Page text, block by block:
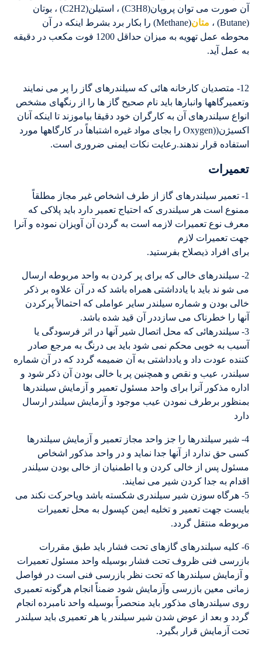
آن صورت می توان پروپان(C3H8) ، استیلن(C2H2) ، بوتان
(Butane) ،
متان
(Methane) را بکار برد بشرط اینکه در آن
محوطه عمل تهویه به میزان حداقل 1200 فوت مکعب در دقیقه
به عمل آید.
12- متصدیان کارخانه هائی که سیلندرهای گاز را پر می نمایند
وتعمیرگاهها وانبارها باید نام صحیح گاز ها را از رنگهای مشخص
انواع سیلندرهای آن به کارگران خود دقیقا بیاموزند تا اینکه آنان
اکسیژن((Oxygen را بجای مواد غیره اشتباهاً در کارگاهها مورد
استفاده قرار ندهند.رعایت نکات ایمنی ضروری است.
تعمیرات
1- تعمیر سیلندرهای گاز از طرف اشخاص غیر مجاز مطلقاً
ممنوع است هر سیلندری که احتیاج تعمیر دارد باید پلاکی که
معرف نوع تعمیرات لازمه است به گردن آن آویزان نموده و آنرا
جهت تعمیرات لازم
برای افراد ذیصلاح بفرستید.
2- سیلندرهای خالی که برای پر کردن به واحد مربوطه ارسال
می شو ند باید با یادداشتی همراه باشد که در آن علاوه بر ذکر
خالی بودن و شماره سیلندر سایر عواملی که احتمالاً پرکردن
آنها را خطرناک می سازددر آن قید شده باشد.
3- سیلندرهائی که محل اتصال شیر آنها در اثر فرسودگی یا
آسیب به خوبی محکم نمی شود باید بی درنگ به مرجع صادر
کننده عودت داد و یادداشتی به آن ضمیمه گردد که در آن شماره
سیلندر، عیب و نقص و همچنین پر یا خالی بودن آن ذکر شود و
اداره مذکور آنرا برای واحد مسئول تعمیر و آزمایش سیلندرها
بمنظور برطرف نمودن عیب موجود و آزمایش سیلندر ارسال
دارد
4- شیر سیلندرها را جز واحد مجاز تعمیر و آزمایش سیلندرها
کسی حق ندارد از آنها جدا نماید و در واحد مذکور اشخاص
مسئول پس از خالی کردن و یا اطمنیان از خالی بودن سیلندر
اقدام به جدا کردن شیر می نمایند.
5- هرگاه سوزن شیر سیلندری شکسته باشد ویاحرکت نکند می
بایست جهت تعمیر و تخلیه ایمن کپسول به محل تعمیرات
مربوطه منتقل گردد.
6- کلیه سیلندرهای گازهای تحت فشار باید طبق مقررات
بازرسی فنی ظروف تحت فشار بوسیله واحد مسئول تعمیرات
و آزمایش سیلندرها که تحت نظر بازرسی فنی است در فواصل
زمانی معین بازرسی وآزمایش شود ضمناً انجام هرگونه تعمیری
روی سیلندرهای مذکور باید منحصراً بوسیله واحد نامبرده انجام
گردد و بعد از عوض شدن شیر سیلندر یا هر تعمیری باید سیلندر
تحت آزمایش قرار بگیرد.